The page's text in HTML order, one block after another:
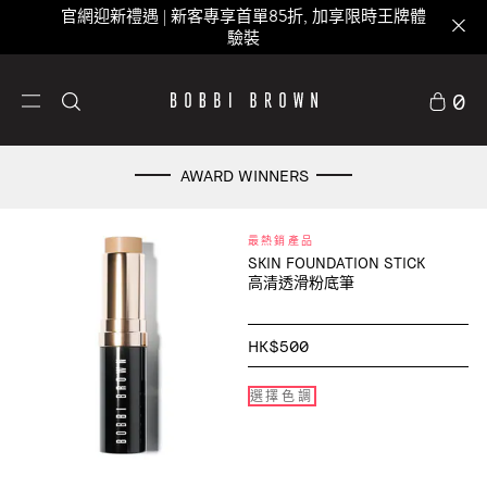
官網迎新禮遇 | 新客專享首單85折, 加享限時王牌體
驗裝
0
AWARD WINNERS
最熱銷產品
SKIN FOUNDATION STICK
高清透滑粉底筆
HK$500
選擇色調